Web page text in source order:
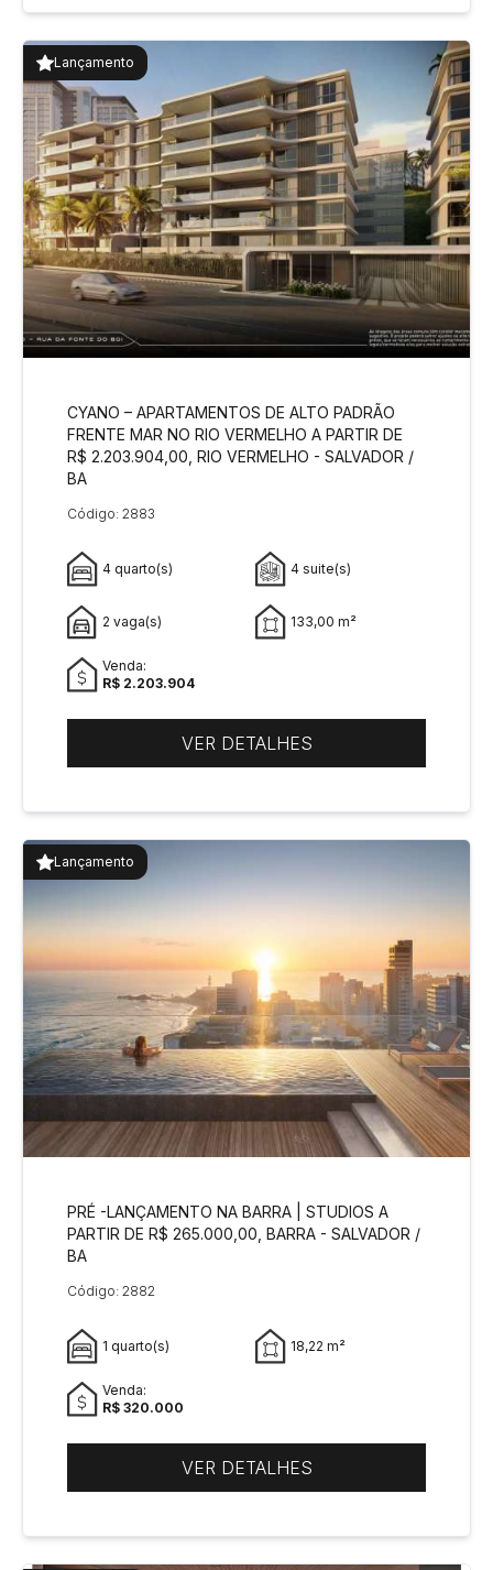
Lançamento
CYANO – APARTAMENTOS DE ALTO PADRÃO
FRENTE MAR NO RIO VERMELHO A PARTIR DE
R$ 2.203.904,00, RIO VERMELHO - SALVADOR /
BA
Código: 2883
4 quarto(s) 4 suite(s)
2 vaga(s) 133,00 m²
Venda:
R$ 2.203.904
VER DETALHES
Lançamento
PRÉ -LANÇAMENTO NA BARRA | STUDIOS A
PARTIR DE R$ 265.000,00, BARRA - SALVADOR /
BA
Código: 2882
1 quarto(s) 18,22 m²
Venda:
R$ 320.000
VER DETALHES